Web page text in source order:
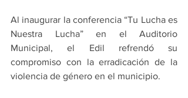
Al inaugurar la conferencia “Tu Lucha es
Nuestra Lucha” en el Auditorio
Municipal, el Edil refrendó su
compromiso con la erradicación de la
violencia de género en el municipio.